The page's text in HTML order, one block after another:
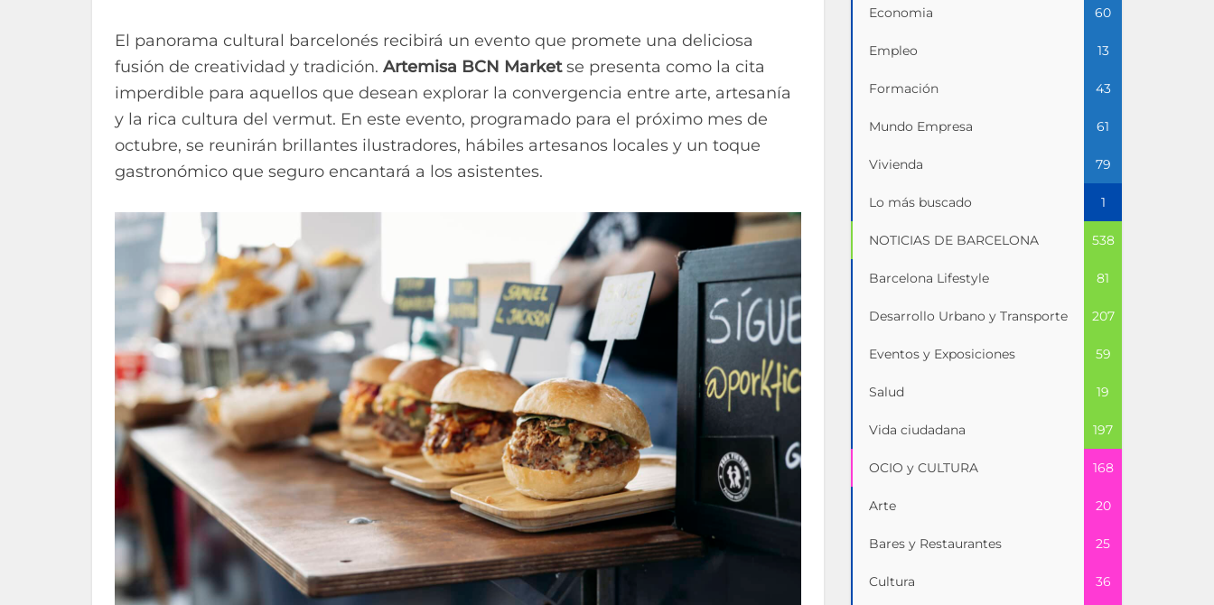
El panorama cultural barcelonés recibirá un evento que promete una deliciosa
fusión de creatividad y tradición. Artemisa BCN Marketse presenta como la cita
imperdible para aquellos que desean explorar la convergencia entre arte, artesanía
y la rica cultura del vermut. En este evento, programado para el próximo mes de
octubre, se reunirán brillantes ilustradores, hábiles artesanos locales y un toque
gastronómico que seguro encantará a los asistentes.
Economia 60
Empleo 13
Formación 43
Mundo Empresa 61
Vivienda 79
Lo más buscado 1
NOTICIAS DE BARCELONA 538
Barcelona Lifestyle 81
Desarrollo Urbano y Transporte 207
Eventos y Exposiciones 59
Salud 19
Vida ciudadana 197
OCIO y CULTURA 168
Arte 20
Bares y Restaurantes 25
Cultura 36